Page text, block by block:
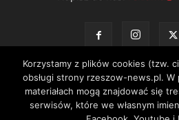
Kontakt Polityka prywatności
Korzystamy z plików cookies (tzw.
obsługi strony rzeszow-news.pl. W
materiałach mogą znajdować się
serwisów, które we własnym